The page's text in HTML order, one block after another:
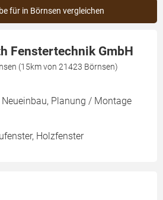
für in Börnsen vergleichen
Fenstertechnik GmbH
(15km von 21423 Börnsen)
Neueinbau, Planung / Montage
Holzfenster